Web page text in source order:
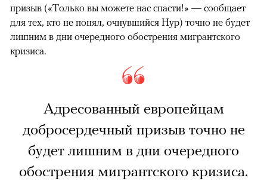
призыв («Только вы можете нас спасти!» — сообщает
для тех, кто не понял, очнувшийся Нур) точно не будет
лишним в дни очередного обострения мигрантского
кризиса.
Адресованный европейцам
добросердечный призыв точно не
будет лишним в дни очередного
обострения мигрантского кризиса.